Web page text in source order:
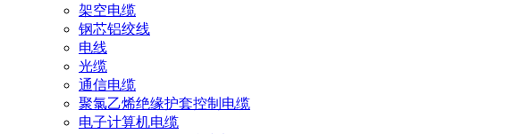
架空电缆
钢芯铝绞线
电线
光缆
通信电缆
聚氯乙烯绝缘护套控制电缆
电子计算机电缆